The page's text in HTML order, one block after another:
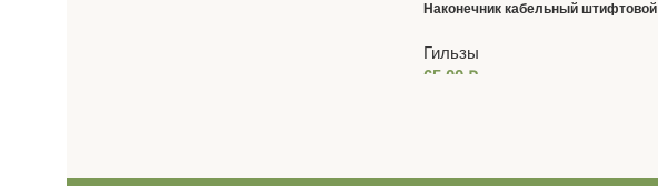
Наконечник кабельный штифтовой
Гильзы
65,00 ₽